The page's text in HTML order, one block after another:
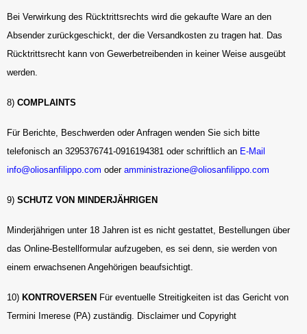
Bei Verwirkung des Rücktrittsrechts wird die gekaufte Ware an den
Absender zurückgeschickt, der die Versandkosten zu tragen hat. Das
Rücktrittsrecht kann von Gewerbetreibenden in keiner Weise ausgeübt
werden.
8) COMPLAINTS
Für Berichte, Beschwerden oder Anfragen wenden Sie sich bitte
telefonisch an 3295376741-0916194381 oder schriftlich an E-Mail
info@oliosanfilippo.com oder amministrazione@oliosanfilippo.com
9) SCHUTZ VON MINDERJÄHRIGEN
Minderjährigen unter 18 Jahren ist es nicht gestattet, Bestellungen über
das Online-Bestellformular aufzugeben, es sei denn, sie werden von
einem erwachsenen Angehörigen beaufsichtigt.
10) KONTROVERSEN Für eventuelle Streitigkeiten ist das Gericht von
Termini Imerese (PA) zuständig. Disclaimer und Copyright